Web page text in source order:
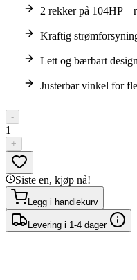
2 rekker på 104HP –
Kraftig
Lett og bærbart
Justerbar vinkel for
-
1
+
Siste en, kjøp nå!
Legg i handlekurv
Levering i 1-4 dager